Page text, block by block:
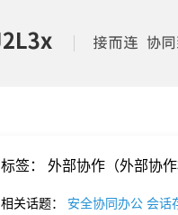
标签： 外部协作（外部协作
相关话题： 安全协同办公 会话